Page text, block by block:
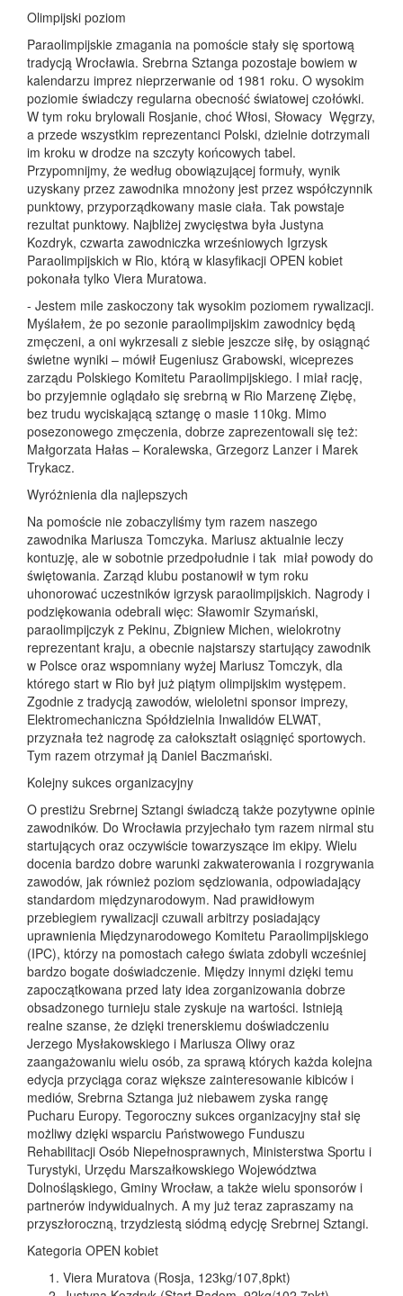
Olimpijski poziom
Paraolimpijskie zmagania na pomoście stały się sportową
tradycją Wrocławia. Srebrna Sztanga pozostaje bowiem w
kalendarzu imprez nieprzerwanie od 1981 roku. O wysokim
poziomie świadczy regularna obecność światowej czołówki.
W tym roku brylowali Rosjanie, choć Włosi, Słowacy Węgrzy,
a przede wszystkim reprezentanci Polski, dzielnie dotrzymali
im kroku w drodze na szczyty końcowych tabel.
Przypomnijmy, że według obowiązującej formuły, wynik
uzyskany przez zawodnika mnożony jest przez współczynnik
punktowy, przyporządkowany masie ciała. Tak powstaje
rezultat punktowy. Najbliżej zwycięstwa była Justyna
Kozdryk, czwarta zawodniczka wrześniowych Igrzysk
Paraolimpijskich w Rio, którą w klasyfikacji OPEN kobiet
pokonała tylko Viera Muratowa.
- Jestem mile zaskoczony tak wysokim poziomem rywalizacji.
Myślałem, że po sezonie paraolimpijskim zawodnicy będą
zmęczeni, a oni wykrzesali z siebie jeszcze siłę, by osiągnąć
świetne wyniki – mówił Eugeniusz Grabowski, wiceprezes
zarządu Polskiego Komitetu Paraolimpijskiego. I miał rację,
bo przyjemnie oglądało się srebrną w Rio Marzenę Ziębę,
bez trudu wyciskającą sztangę o masie 110kg. Mimo
posezonowego zmęczenia, dobrze zaprezentowali się też:
Małgorzata Hałas – Koralewska, Grzegorz Lanzer i Marek
Trykacz.
Wyróżnienia dla najlepszych
Na pomoście nie zobaczyliśmy tym razem naszego
zawodnika Mariusza Tomczyka. Mariusz aktualnie leczy
kontuzję, ale w sobotnie przedpołudnie i tak miał powody do
świętowania. Zarząd klubu postanowił w tym roku
uhonorować uczestników igrzysk paraolimpijskich. Nagrody i
podziękowania odebrali więc: Sławomir Szymański,
paraolimpijczyk z Pekinu, Zbigniew Michen, wielokrotny
reprezentant kraju, a obecnie najstarszy startujący zawodnik
w Polsce oraz wspomniany wyżej Mariusz Tomczyk, dla
którego start w Rio był już piątym olimpijskim występem.
Zgodnie z tradycją zawodów, wieloletni sponsor imprezy,
Elektromechaniczna Spółdzielnia Inwalidów ELWAT,
przyznała też nagrodę za całokształt osiągnięć sportowych.
Tym razem otrzymał ją Daniel Baczmański.
Kolejny sukces organizacyjny
O prestiżu Srebrnej Sztangi świadczą także pozytywne opinie
zawodników. Do Wrocławia przyjechało tym razem nirmal stu
startujących oraz oczywiście towarzyszące im ekipy. Wielu
docenia bardzo dobre warunki zakwaterowania i rozgrywania
zawodów, jak również poziom sędziowania, odpowiadający
standardom międzynarodowym. Nad prawidłowym
przebiegiem rywalizacji czuwali arbitrzy posiadający
uprawnienia Międzynarodowego Komitetu Paraolimpijskiego
(IPC), którzy na pomostach całego świata zdobyli wcześniej
bardzo bogate doświadczenie. Między innymi dzięki temu
zapoczątkowana przed laty idea zorganizowania dobrze
obsadzonego turnieju stale zyskuje na wartości. Istnieją
realne szanse, że dzięki trenerskiemu doświadczeniu
Jerzego Mysłakowskiego i Mariusza Oliwy oraz
zaangażowaniu wielu osób, za sprawą których każda kolejna
edycja przyciąga coraz większe zainteresowanie kibiców i
mediów, Srebrna Sztanga już niebawem zyska rangę
Pucharu Europy. Tegoroczny sukces organizacyjny stał się
możliwy dzięki wsparciu Państwowego Funduszu
Rehabilitacji Osób Niepełnosprawnych, Ministerstwa Sportu i
Turystyki, Urzędu Marszałkowskiego Województwa
Dolnośląskiego, Gminy Wrocław, a także wielu sponsorów i
partnerów indywidualnych. A my już teraz zapraszamy na
przyszłoroczną, trzydziestą siódmą edycję Srebrnej Sztangi.
Kategoria OPEN kobiet
Viera Muratova (Rosja, 123kg/107,8pkt)